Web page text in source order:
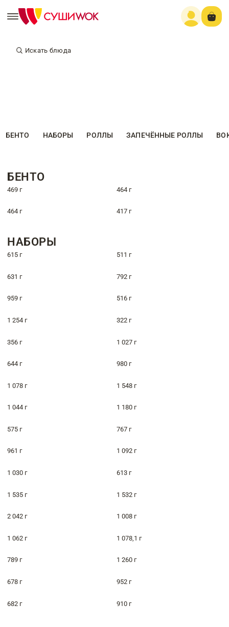
Искать блюда
БЕНТО НАБОРЫ РОЛЛЫ ЗАПЕЧЁННЫЕ РОЛЛЫ
БЕНТО
469 г 464 г
464 г 417 г
НАБОРЫ
615 г 511 г
631 г 792 г
959 г 516 г
1 254 г 322 г
356 г 1 027 г
644 г 980 г
1 078 г 1 548 г
1 044 г 1 180 г
575 г 767 г
961 г 1 092 г
1 030 г 613 г
1 535 г 1 532 г
2 042 г 1 008 г
1 062 г 1 078,1 г
789 г 1 260 г
678 г 952 г
682 г 910 г